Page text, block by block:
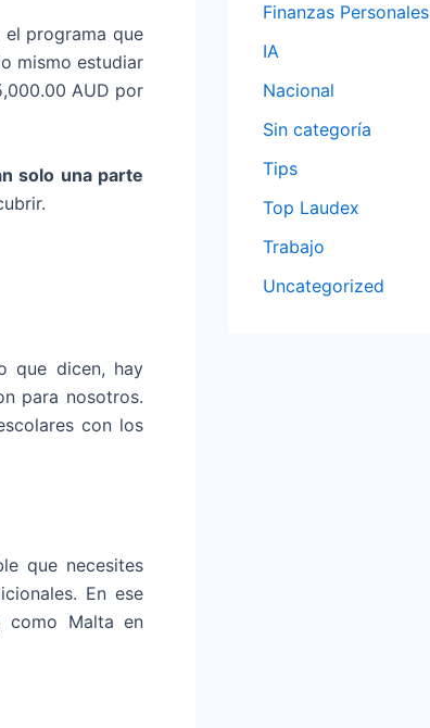
programa que
mismo estudiar
AUD por
solo una parte
que dicen, hay
para nosotros.
con los
que necesites
En ese
como Malta en
Finanzas Personales
IA
Nacional
Sin categoría
Tips
Top Laudex
Trabajo
Uncategorized